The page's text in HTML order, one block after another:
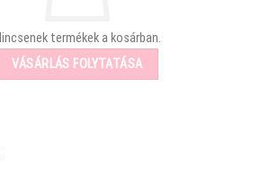
termékek a kosárban.
VÁSÁRLÁS FOLYTATÁSA